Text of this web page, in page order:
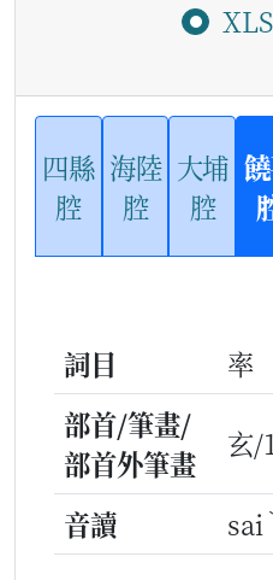
XLS
四縣
腔
海陸
腔
大埔
腔
詞目
率
部首/筆畫/
部首外筆畫
玄/
音讀 sai